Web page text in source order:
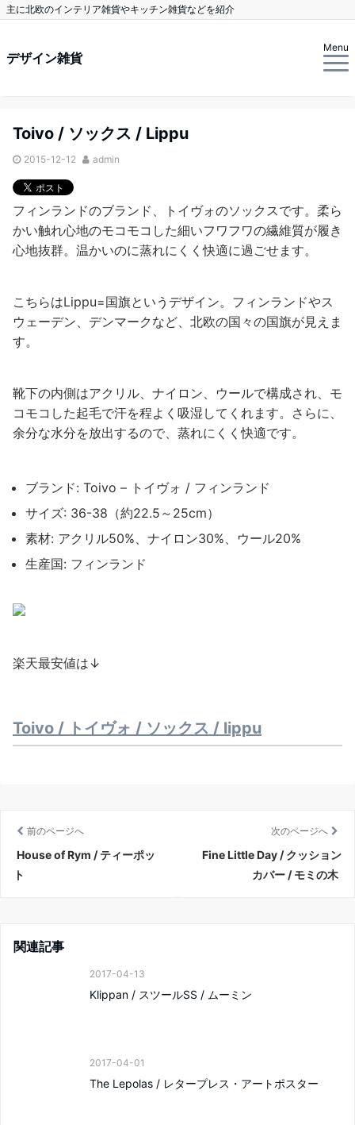
主に北欧のインテリア雑貨やキッチン雑貨などを紹介
デザイン雑貨
Menu
Toivo / ソックス / Lippu
2015-12-12 admin
フィンランドのブランド、トイヴォのソックスです。柔ら
かい触れ心地のモコモコした細いフワフワの繊維質が履き
心地抜群。温かいのに蒸れにくく快適に過ごせます。
こちらはLippu=国旗というデザイン。フィンランドやス
ウェーデン、デンマークなど、北欧の国々の国旗が見えま
す。
靴下の内側はアクリル、ナイロン、ウールで構成され、モ
コモコした起毛で汗を程よく吸湿してくれます。さらに、
余分な水分を放出するので、蒸れにくく快適です。
ブランド: Toivo – トイヴォ / フィンランド
サイズ: 36-38（約22.5～25cm）
素材: アクリル50%、ナイロン30%、ウール20%
生産国: フィンランド
楽天最安値は↓
Toivo / トイヴォ / ソックス / lippu
前のページへ
House of Rym / ティーポッ
ト
次のページへ
Fine Little Day / クッション
カバー / モミの木
関連記事
2017-04-13
Klippan / スツールSS / ムーミン
2017-04-01
The Lepolas / レタープレス・アートポスター